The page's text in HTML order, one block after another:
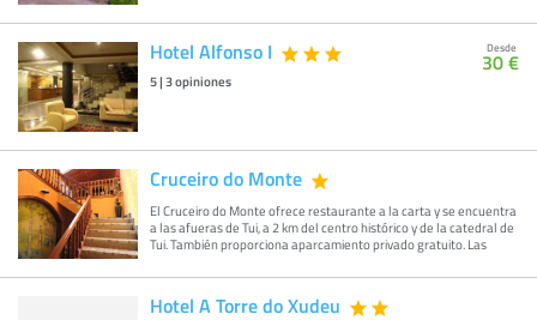
Hotel Alfonso I
5|3opiniones
Desde
30 €
Cruceiro do Monte
El Cruceiro do Monte ofrece restaurante a la carta y se encuentra
a las afueras de Tui, a 2 km del centro histórico y de la catedral de
Tui. También proporciona aparcamiento privado gratuito. Las
Hotel A Torre do Xudeu